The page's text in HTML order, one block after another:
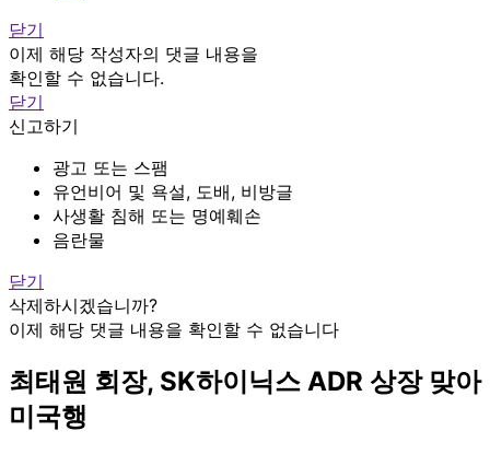
닫기
이제 해당 작성자의 댓글 내용을
확인할 수 없습니다.
닫기
신고하기
광고 또는 스팸
유언비어 및 욕설, 도배, 비방글
사생활 침해 또는 명예훼손
음란물
닫기
삭제하시겠습니까?
이제 해당 댓글 내용을 확인할 수 없습니다
최태원 회장, SK하이닉스 ADR 상장 맞아
미국행